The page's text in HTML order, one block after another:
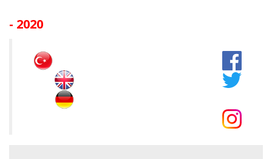
- 2020